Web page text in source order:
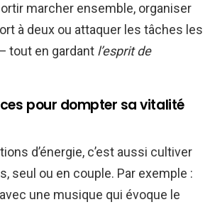
marcher ensemble, organiser
à deux ou attaquer les tâches les
tout en gardant l’esprit de
pour dompter sa vitalité
d’énergie, c’est aussi cultiver
seul ou en couple. Par exemple :
une musique qui évoque le